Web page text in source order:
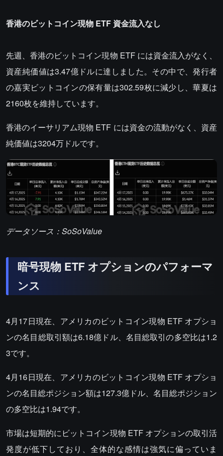
香港のビットコイン現物 ETF 資金流入なし
先週、香港のビットコイン現物 ETF には資金流入がなく、
資産純価値は3.47億ドルに達しました。その中で、発行者
の嘉実ビットコインの保有量は302.59枚に減少し、華夏は
2160枚を維持しています。
香港のイーサリアム現物 ETF には資金の流動がなく、資産
純価値は3204万ドルです。
データソース：SoSoValue
暗号現物 ETF オプションのパフォーマ
ンス
4月17日現在、アメリカのビットコイン現物 ETF オプショ
ンの名目総取引額は6.18億ドル、名目総取引の多空比は1.2
3です。
4月16日現在、アメリカのビットコイン現物 ETF オプショ
ンの名目総ポジション額は127.3億ドル、名目総ポジション
の多空比は1.94です。
市場は短期的にビットコイン現物 ETF オプションの取引活
発度が低下しており、全体的な感情は強気に偏っていま